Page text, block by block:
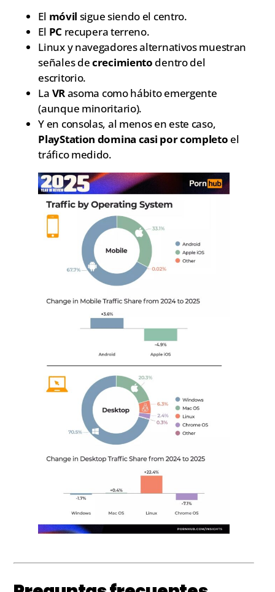
El móvil sigue siendo el centro.
El PC recupera terreno.
Linux y navegadores alternativos muestran
señales decrecimiento dentro del
escritorio.
La VRasoma como hábito emergente
(aunque minoritario).
Y en consolas, al menos en este caso,
PlayStation domina casi por completo el
tráfico medido.